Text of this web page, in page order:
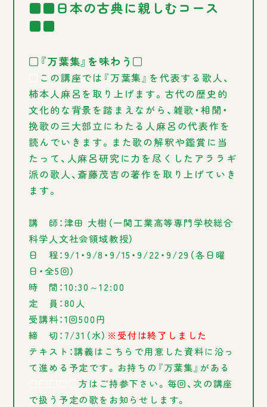
■■日本の古典に親しむコース
■■
□『万葉集』を味わう□
この講座では『万葉集』を代表する歌人、
柿本人麻呂を取り上げます。古代の歴史的
文化的な背景を踏まえながら、雑歌・相聞・
挽歌の三大部立にわたる人麻呂の代表作を
読んでいきます。また歌の解釈や鑑賞に当
たって、人麻呂研究に力を尽くしたアララギ
派の歌人、斎藤茂吉の著作を取り上げていき
ます。
講 師：津田 大樹（一関工業高等専門学校総合
科学人文社会領域教授）
日 程：9/1・9/8・9/15・9/22・9/29（各日曜
日・全5回）
時 間：10:30～12:00
定 員：80人
受講料：1回500円
締 切：7/31（水） ※受付は終了しました
テキスト：講義はこちらで用意した資料に沿っ
て進める予定です。お持ちの『万葉集』がある
□□□□□方はご持参下さい。毎回、次の講座
で扱う予定の歌をお知らせします。